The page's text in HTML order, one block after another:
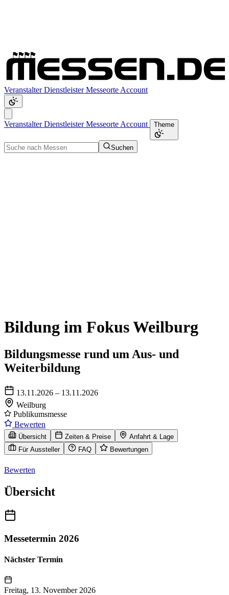
VeranstalterDienstleisterMesseorte Account
VeranstalterDienstleisterMesseorte Account Theme
Suchen
Bildung im Fokus Weilburg
Bildungsmesse rund um Aus- und
Weiterbildung
13.11.2026 – 13.11.2026
Weilburg
Publikumsmesse
Bewerten
Übersicht Zeiten & Preise
Anfahrt & Lage
Für Aussteller
FAQ Bewertungen
Bewerten
Übersicht
Messetermin 2026
Nächster Termin
Freitag, 13. November 2026